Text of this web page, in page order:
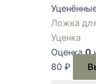
Ложка
Уценка
Оценка0
80 ₽